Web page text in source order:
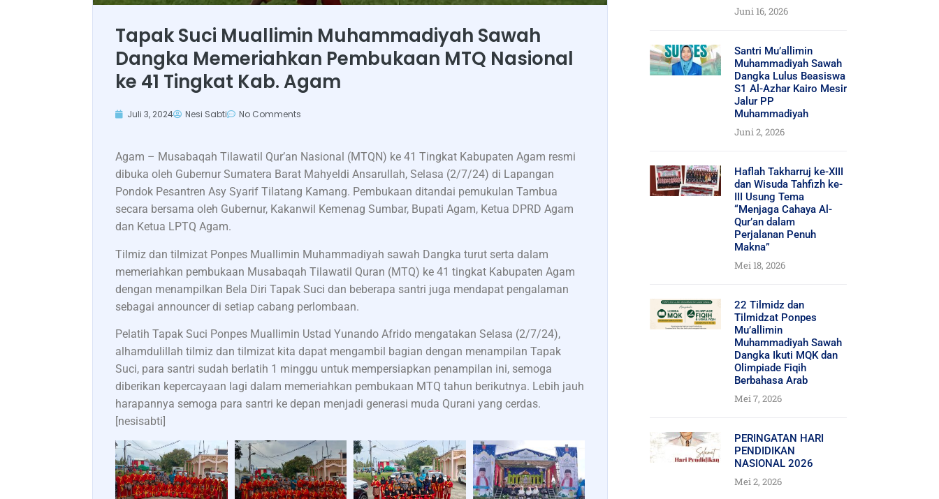
Tapak Suci Muallimin Muhammadiyah Sawah
Dangka Memeriahkan Pembukaan MTQ Nasional
ke 41 Tingkat Kab. Agam
Juli 3, 2024 Nesi Sabti No Comments
Agam – Musabaqah Tilawatil Qur’an Nasional (MTQN) ke 41 Tingkat Kabupaten Agam resmi
dibuka oleh Gubernur Sumatera Barat Mahyeldi Ansarullah, Selasa (2/7/24) di Lapangan
Pondok Pesantren Asy Syarif Tilatang Kamang. Pembukaan ditandai pemukulan Tambua
secara bersama oleh Gubernur, Kakanwil Kemenag Sumbar, Bupati Agam, Ketua DPRD Agam
dan Ketua LPTQ Agam.
Tilmiz dan tilmizat Ponpes Muallimin Muhammadiyah sawah Dangka turut serta dalam
memeriahkan pembukaan Musabaqah Tilawatil Quran (MTQ) ke 41 tingkat Kabupaten Agam
dengan menampilkan Bela Diri Tapak Suci dan beberapa santri juga mendapat pengalaman
sebagai announcer di setiap cabang perlombaan.
Pelatih Tapak Suci Ponpes Muallimin Ustad Yunando Afrido mengatakan Selasa (2/7/24),
alhamdulillah tilmiz dan tilmizat kita dapat mengambil bagian dengan menampilan Tapak
Suci, para santri sudah berlatih 1 minggu untuk mempersiapkan penampilan ini, semoga
diberikan kepercayaan lagi dalam memeriahkan pembukaan MTQ tahun berikutnya. Lebih jauh
harapannya semoga para santri ke depan menjadi generasi muda Qurani yang cerdas.
[nesisabti]
Juni 16, 2026
Santri Mu’allimin
Muhammadiyah Sawah
Dangka Lulus Beasiswa
S1 Al-Azhar Kairo Mesir
Jalur PP
Muhammadiyah
Juni 2, 2026
Haflah Takharruj ke-XIII
dan Wisuda Tahfizh ke-
III Usung Tema
“Menjaga Cahaya Al-
Qur’an dalam
Perjalanan Penuh
Makna”
Mei 18, 2026
22 Tilmidz dan
Tilmidzat Ponpes
Mu’allimin
Muhammadiyah Sawah
Dangka Ikuti MQK dan
Olimpiade Fiqih
Berbahasa Arab
Mei 7, 2026
PERINGATAN HARI
PENDIDIKAN
NASIONAL 2026
Mei 2, 2026